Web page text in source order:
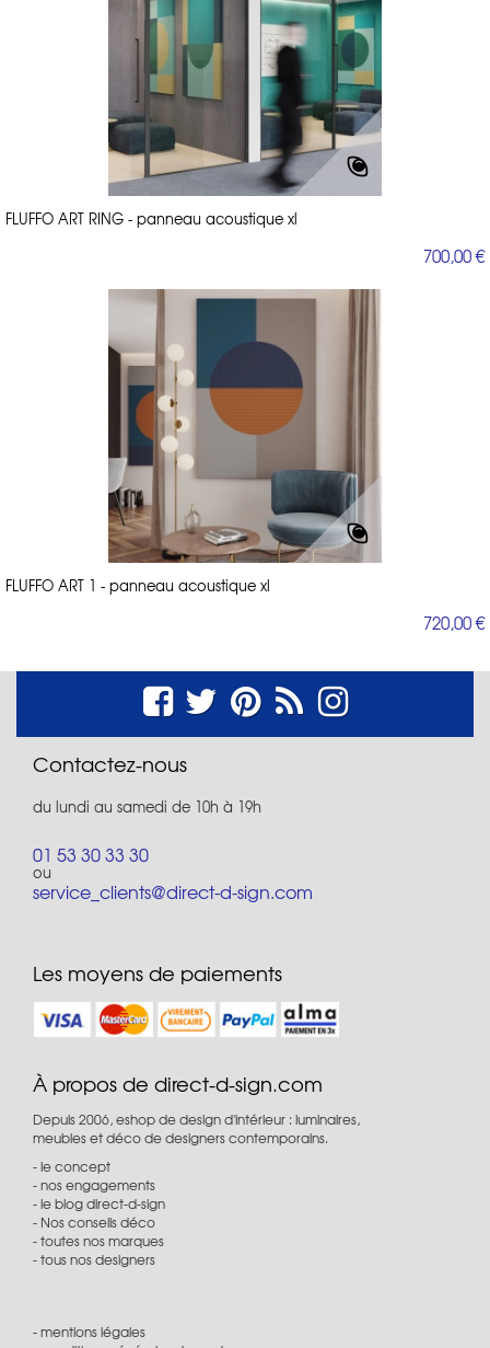
FLUFFO ART RING - panneau acoustique xl
700,00 €
FLUFFO ART 1 - panneau acoustique xl
720,00 €
Contactez-nous
du lundi au samedi de 10h à 19h
01 53 30 33 30
ou
service_clients@direct-d-sign.com
Les moyens de paiements
À propos de direct-d-sign.com
Depuis 2006, eshop de design d'intérieur : luminaires,
meubles et déco de designers contemporains.
le concept
nos engagements
le blog direct-d-sign
Nos conseils déco
toutes nos marques
tous nos designers
mentions légales